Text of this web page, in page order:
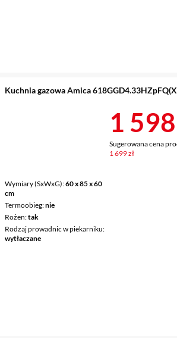
Kuchnia gazowa Amica
Wymiary (SxWxG) 60 x 85 x 60
cm
Termoobieg nie
Rożen tak
Rodzaj prowadnic w piekarniku
wytłaczane
Cena
1 598
Sugerowana cena
1 699 zł